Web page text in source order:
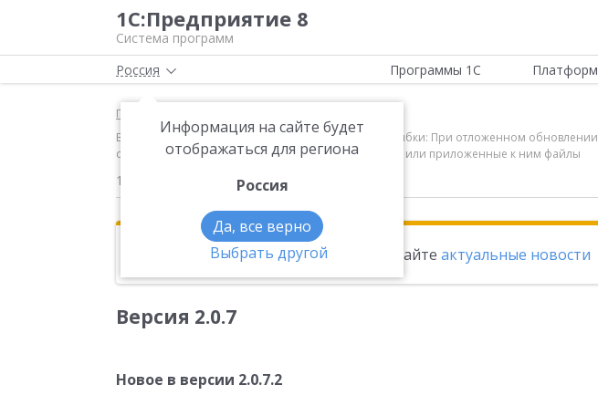
1С:Предприятие 8
Система программ
Россия
Информация на сайте будет
отображаться для региона
Россия
Да, все верно
Выбрать другой
Программы 1С
Главная
Версия 2.0.7 Новое в версии 2.0.7.2 Исправлены ошибки: При отложенном
сценариях не пересчитываются права на документы или приложенные к ним файлы
16.07.2015
Эта новость находится в архиве. Читайте актуальные новости
Версия 2.0.7
Новое в версии 2.0.7.2